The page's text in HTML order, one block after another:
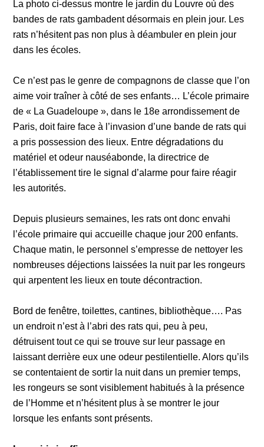
La photo ci-dessus montre le jardin du Louvre où des
bandes de rats gambadent désormais en plein jour. Les
rats n’hésitent pas non plus à déambuler en plein jour
dans les écoles.
Ce n’est pas le genre de compagnons de classe que l’on
aime voir traîner à côté de ses enfants… L’école primaire
de « La Guadeloupe », dans le 18e arrondissement de
Paris, doit faire face à l’invasion d’une bande de rats qui
a pris possession des lieux. Entre dégradations du
matériel et odeur nauséabonde, la directrice de
l’établissement tire le signal d’alarme pour faire réagir
les autorités.
Depuis plusieurs semaines, les rats ont donc envahi
l’école primaire qui accueille chaque jour 200 enfants.
Chaque matin, le personnel s’empresse de nettoyer les
nombreuses déjections laissées la nuit par les rongeurs
qui arpentent les lieux en toute décontraction.
Bord de fenêtre, toilettes, cantines, bibliothèque…. Pas
un endroit n’est à l’abri des rats qui, peu à peu,
détruisent tout ce qui se trouve sur leur passage en
laissant derrière eux une odeur pestilentielle. Alors qu’ils
se contentaient de sortir la nuit dans un premier temps,
les rongeurs se sont visiblement habitués à la présence
de l’Homme et n’hésitent plus à se montrer le jour
lorsque les enfants sont présents.